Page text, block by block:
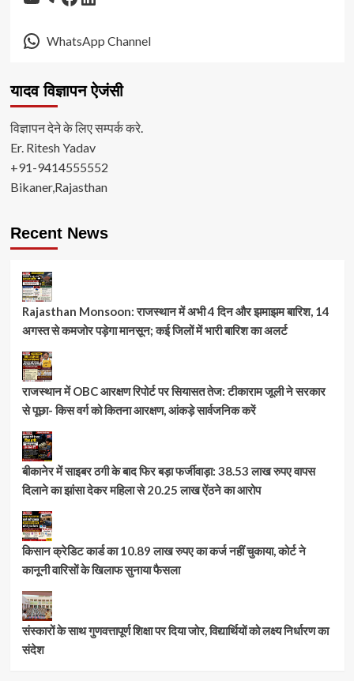
WhatsApp Channel
यादव विज्ञापन ऐजंसी
विज्ञापन देने के लिए सम्पर्क करे.
Er. Ritesh Yadav
+91-9414555552
Bikaner,Rajasthan
Recent News
Rajasthan Monsoon: राजस्थान में अभी 4 दिन और झमाझम बारिश, 14
अगस्त से कमजोर पड़ेगा मानसून; कई जिलों में भारी बारिश का अलर्ट
राजस्थान में OBC आरक्षण रिपोर्ट पर सियासत तेज: टीकाराम जूली ने सरकार
से पूछा- किस वर्ग को कितना आरक्षण, आंकड़े सार्वजनिक करें
बीकानेर में साइबर ठगी के बाद फिर बड़ा फर्जीवाड़ा: 38.53 लाख रुपए वापस
दिलाने का झांसा देकर महिला से 20.25 लाख ऐंठने का आरोप
किसान क्रेडिट कार्ड का 10.89 लाख रुपए का कर्ज नहीं चुकाया, कोर्ट ने
कानूनी वारिसों के खिलाफ सुनाया फैसला
संस्कारों के साथ गुणवत्तापूर्ण शिक्षा पर दिया जोर, विद्यार्थियों को लक्ष्य निर्धारण का
संदेश